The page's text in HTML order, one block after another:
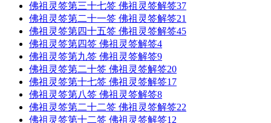
佛祖灵签第三十七签 佛祖灵签解签37
佛祖灵签第二十一签 佛祖灵签解签21
佛祖灵签第四十五签 佛祖灵签解签45
佛祖灵签第四签 佛祖灵签解签4
佛祖灵签第九签 佛祖灵签解签9
佛祖灵签第二十签 佛祖灵签解签20
佛祖灵签第十七签 佛祖灵签解签17
佛祖灵签第八签 佛祖灵签解签8
佛祖灵签第二十二签 佛祖灵签解签22
佛祖灵签第十二签 佛祖灵签解签12